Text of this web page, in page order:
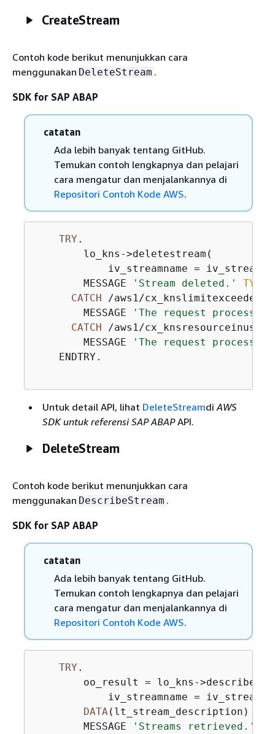
CreateStream
Contoh kode berikut menunjukkan cara
menggunakan DeleteStream .
SDK for SAP ABAP
catatan
Ada lebih banyak tentang GitHub.
Temukan contoh lengkapnya dan pelajari
cara mengatur dan menjalankannya di
Repositori Contoh Kode AWS.
TRY .
        lo_kns->deletestream(
iv_streamname =
        MESSAGE
'Stream deleted.' TYPE
CATCH /aws1/
        MESSAGE
'The request
CATCH /aws1/
        MESSAGE
'The request
    ENDTRY.
Untuk detail API, lihat DeleteStreamdiAWS
SDK untuk referensi SAP ABAPAPI.
DeleteStream
Contoh kode berikut menunjukkan cara
menggunakan DescribeStream .
SDK for SAP ABAP
catatan
Ada lebih banyak tentang GitHub.
Temukan contoh lengkapnya dan pelajari
cara mengatur dan menjalankannya di
Repositori Contoh Kode AWS.
TRY .
oo_result = lo_kns-
iv_streamname =
DATA(lt_stream_description) =
        MESSAGE
'Streams retrieved.'